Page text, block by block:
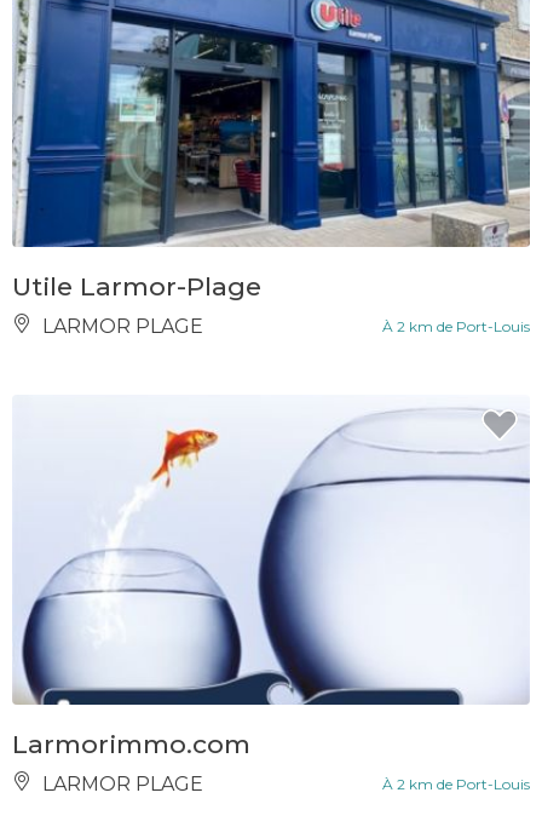
Utile Larmor-Plage
LARMOR PLAGE À 2 km de Port-Louis
Larmorimmo.com
LARMOR PLAGE À 2 km de Port-Louis